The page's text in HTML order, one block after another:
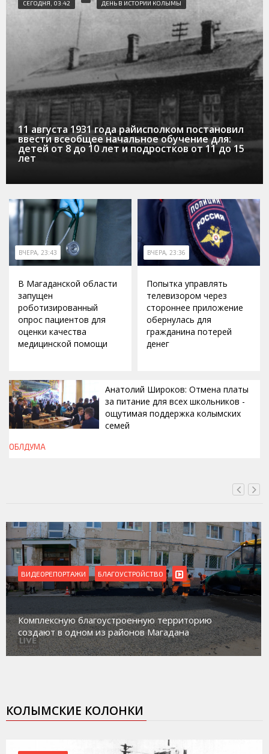
СЕГОДНЯ, 03:42 ДЕНЬ В ИСТОРИИ КОЛЫМЫ
11 августа 1931 года райисполком постановил
ввести всеобщее начальное обучение для:
детей от 8 до 10 лет и подростков от 11 до 15
лет
ВЧЕРА, 23:43
В Магаданской области
запущен
роботизированный
опрос пациентов для
оценки качества
медицинской помощи
ВЧЕРА, 23:36
Попытка управлять
телевизором через
стороннее приложение
обернулась для
гражданина потерей
денег
ВЧЕРА, 23:13
Анатолий Широков: Отмена платы
за питание для всех школьников -
ощутимая поддержка колымских
семей
ОБЛДУМА
ВИДЕОРЕПОРТАЖИ
Магадан присоединился к пилотному проекту
работе с несовершеннолетними из групп
социального риска «Переправа»
КОЛЫМСКИЕ КОЛОНКИ